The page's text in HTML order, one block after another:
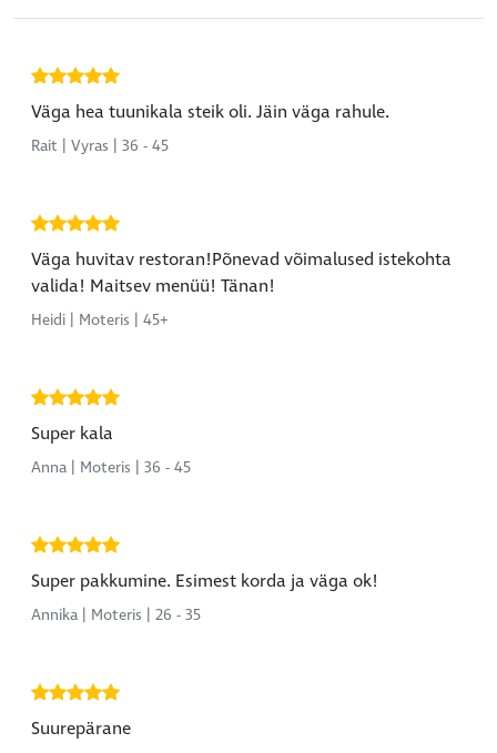
Väga hea tuunikala steik oli. Jäin väga rahule.
Rait | Vyras | 36 - 45
Väga huvitav restoran!Põnevad võimalused istekohta
valida! Maitsev menüü! Tänan!
Heidi | Moteris | 45+
Super kala
Anna | Moteris | 36 - 45
Super pakkumine. Esimest korda ja väga ok!
Annika | Moteris | 26 - 35
Suurepärane